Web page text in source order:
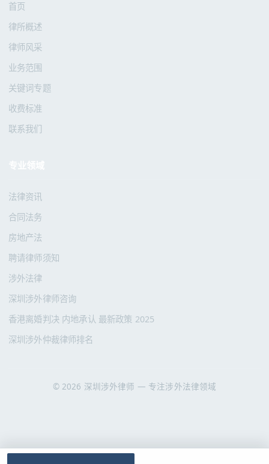
首页
律所概述
律师风采
业务范围
关键词专题
收费标准
联系我们
法律资讯
合同法务
房地产法
聘请律师须知
涉外法律
深圳涉外律师咨询
香港离婚判决 内地承认 最新政策 2025
深圳涉外仲裁律师排名
© 2026 深圳涉外律师 — 专注涉外法律领域